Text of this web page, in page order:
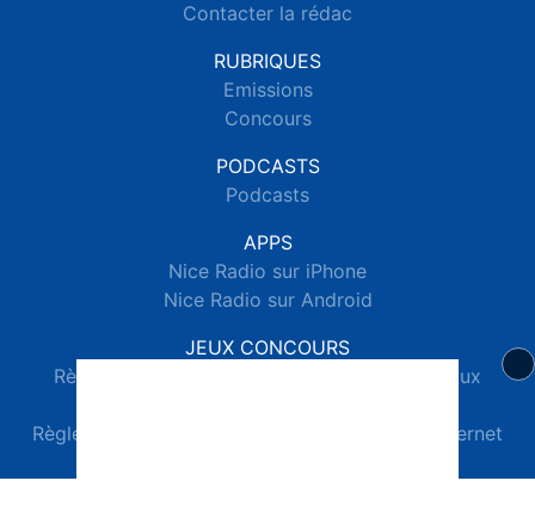
Contacter la rédac
RUBRIQUES
Emissions
Concours
PODCASTS
Podcasts
APPS
Nice Radio sur iPhone
Nice Radio sur Android
JEUX CONCOURS
Règlements des jeux concours réseaux sociaux
Règlements des jeux concours téléphone et internet